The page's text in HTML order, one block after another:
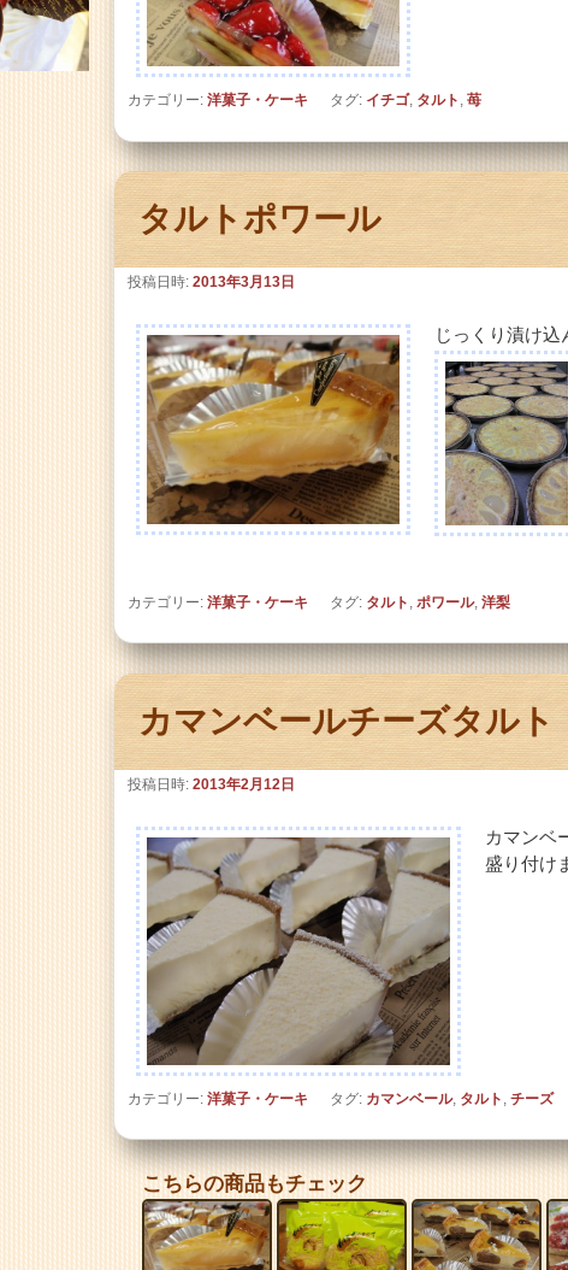
カテゴリー: 洋菓子・ケーキ タグ: イチゴ, タルト , 苺
タルトポワール
投稿日時: 2013年3月13日
じっくり漬け込
カテゴリー: 洋菓子・ケーキ タグ: タルト , ポワール, 洋梨
カマンベールチーズタルト
投稿日時: 2013年2月12日
カマンベ
盛り付け
カテゴリー: 洋菓子・ケーキ タグ: カマンベール, タルト チーズ
こちらの商品もチェック